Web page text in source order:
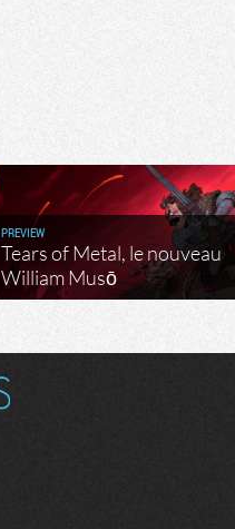
PREVIEW
Tears of Metal, le nouveau
William Musō